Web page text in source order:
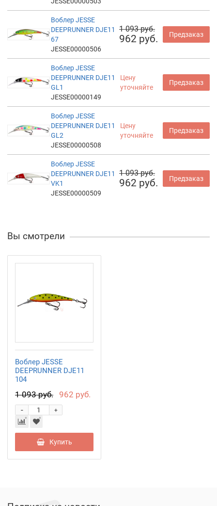
Воблер JESSE
DEEPRUNNER DJE11
67
JESSE00000506
1 093 руб.
962 руб. Предзаказ
Воблер JESSE
DEEPRUNNER DJE11
GL1
JESSE00000149
Цену
уточняйте
Предзаказ
Воблер JESSE
DEEPRUNNER DJE11
GL2
JESSE00000508
Цену
уточняйте
Предзаказ
Воблер JESSE
DEEPRUNNER DJE11
VK1
JESSE00000509
1 093 руб.
962 руб. Предзаказ
Вы смотрели
Воблер JESSE
DEEPRUNNER DJE11
104
1 093 руб. 962 руб.
+
-
Купить